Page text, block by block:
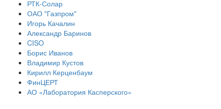
РТК-Солар
ОАО "Газпром"
Игорь Качалин
Александр Баринов
CISO
Борис Иванов
Владимир Кустов
Кирилл Керценбаум
ФинЦЕРТ
АО «Лаборатория Касперского»